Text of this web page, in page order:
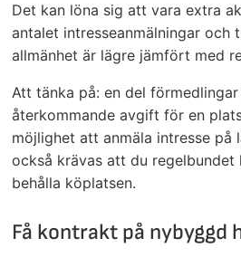
Det kan löna sig att vara extra
antalet intresseanmälningar och
allmänhet är lägre jämfört med
Att tänka på: en del
återkommande avgift för en
möjlighet att anmäla intresse på
också krävas att du
behålla köplatsen.
Få kontrakt på nybyggd